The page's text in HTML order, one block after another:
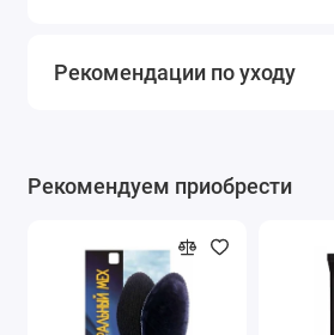
Рекомендации по уходу
Рекомендуем приобрести